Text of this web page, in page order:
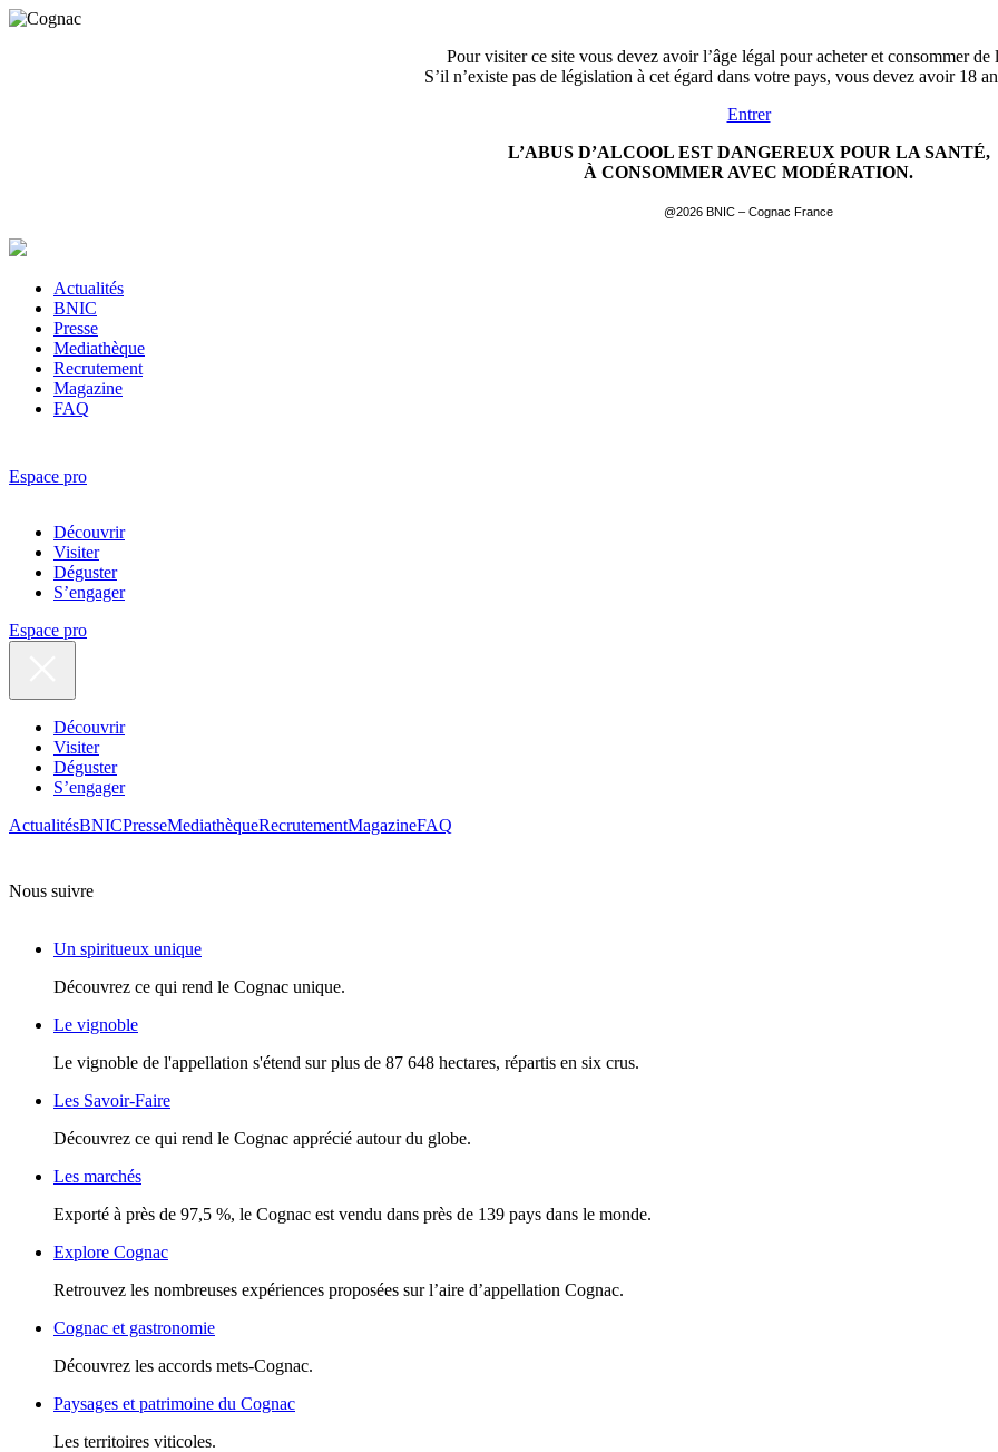
Pour visiter ce site vous devez avoir l’âge légal pour acheter et consommer de
S’il n’existe pas de législation à cet égard dans votre pays, vous devez avoir 18
Entrer
L’ABUS D’ALCOOL EST DANGEREUX POUR LA SANTÉ,
À CONSOMMER AVEC MODÉRATION.
@2026 BNIC – Cognac France
Actualités
BNIC
Presse
Mediathèque
Recrutement
Magazine
FAQ
Espace pro
Découvrir
Visiter
Déguster
S’engager
Espace pro
Découvrir
Visiter
Déguster
S’engager
ActualitésBNICPresseMediathèqueRecrutementMagazineFAQ
Nous suivre
Un spiritueux unique
Découvrez ce qui rend le Cognac unique.
Le vignoble
Le vignoble de l'appellation s'étend sur plus de 87 648 hectares, répartis en six crus.
Les Savoir-Faire
Découvrez ce qui rend le Cognac apprécié autour du globe.
Les marchés
Exporté à près de 97,5 %, le Cognac est vendu dans près de 139 pays dans le monde.
Explore Cognac
Retrouvez les nombreuses expériences proposées sur l’aire d’appellation Cognac.
Cognac et gastronomie
Découvrez les accords mets-Cognac.
Paysages et patrimoine du Cognac
Les territoires viticoles.